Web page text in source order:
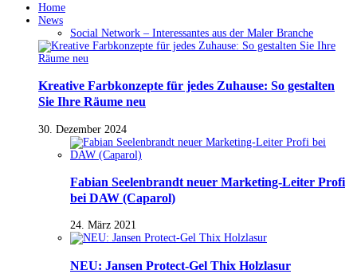
Home
News
Social Network – Interessantes aus der Maler Branche
Kreative Farbkonzepte für jedes Zuhause: So gestalten
Sie Ihre Räume neu
30. Dezember 2024
Fabian Seelenbrandt neuer Marketing-Leiter Profi
bei DAW (Caparol)
24. März 2021
NEU: Jansen Protect-Gel Thix Holzlasur